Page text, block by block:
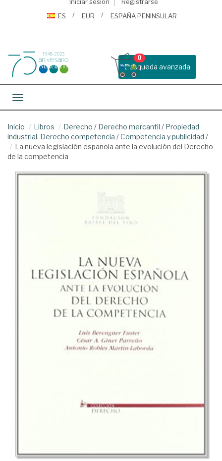
ES
EUR ESPAÑA PENINSULAR
Busqueda avanzada
0
Toggle navigation
Inicio Libros Derecho / Derecho mercantil / Propiedad
industrial. Derecho competencia /Competencia y publicidad /
La nueva legislación española ante la evolución del Derecho
de la competencia